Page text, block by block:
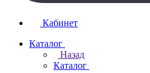
Кабинет
Каталог
Назад
Каталог